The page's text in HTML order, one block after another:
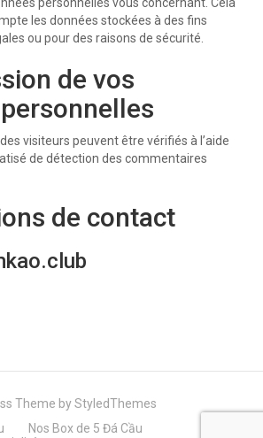
les données stockées à des fins
ou pour des raisons de sécurité.
de vos
visiteurs peuvent être vérifiés à l’aide
de détection des commentaires
de contact
Theme byStyledThemes
Nos Box de 5 Đá Cầu